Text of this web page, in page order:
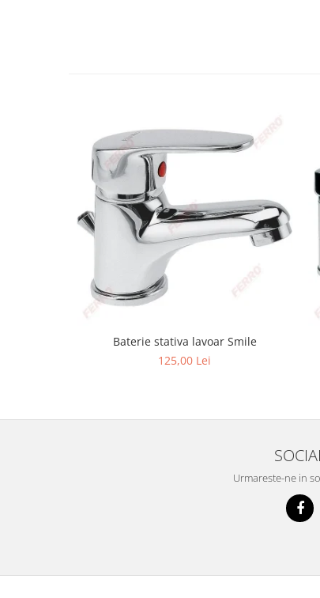
Baterie stativa lavoar Smile
125,00 Lei
Urmareste-ne in